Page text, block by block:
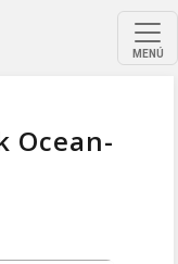
MENÚ
Ocean-